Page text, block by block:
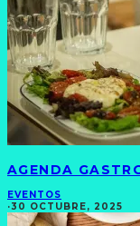
AGENDA
EVENTOS
·30 OCTUBRE, 2025